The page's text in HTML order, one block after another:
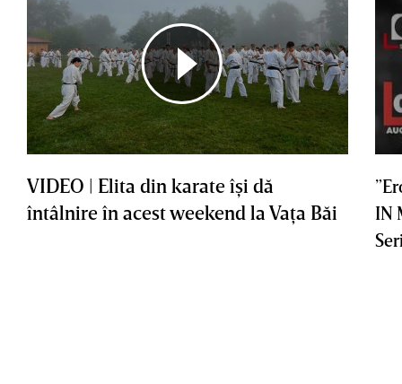
VIDEO | Elita din karate îşi dă
întâlnire în acest weekend la Vaţa Băi
IN